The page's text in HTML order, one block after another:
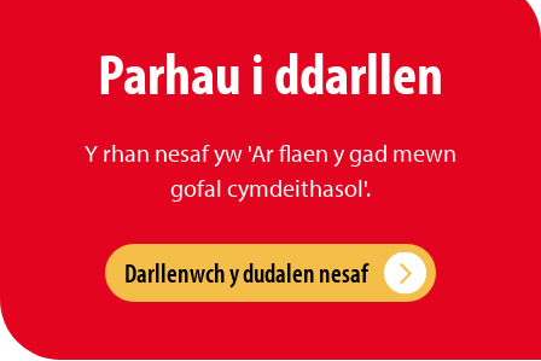
Parhau i ddarllen
Y rhan nesaf yw 'Ar flaen y gad mewn
gofal cymdeithasol'.
Darllenwch y dudalen nesaf